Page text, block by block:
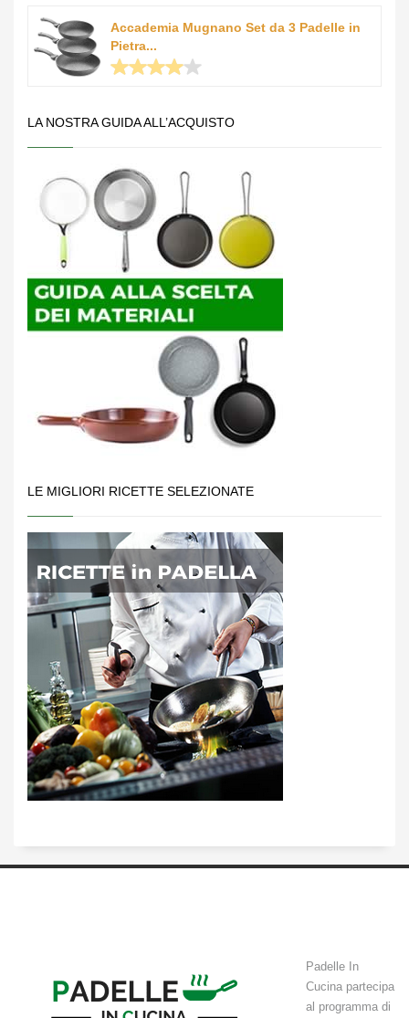
Accademia Mugnano Set da 3 Padelle in
Pietra...
LA NOSTRA GUIDA ALL’ACQUISTO
LE MIGLIORI RICETTE SELEZIONATE
Padelle In
Cucina partecipa
al programma di